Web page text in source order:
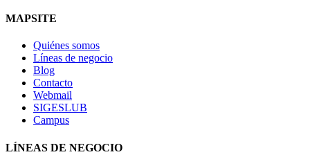
MAPSITE
Quiénes somos
Líneas de negocio
Blog
Contacto
Webmail
SIGESLUB
Campus
LÍNEAS DE NEGOCIO